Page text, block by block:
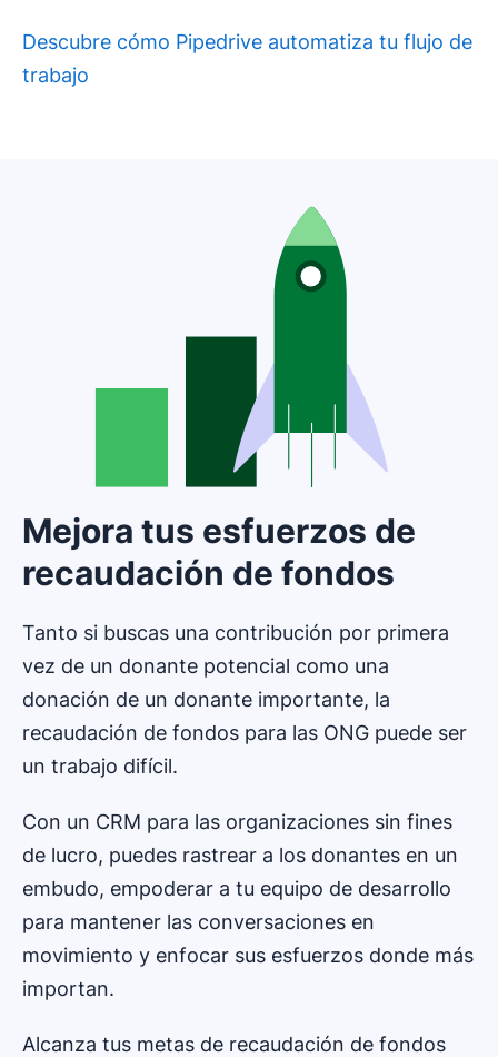
Descubre cómo Pipedrive automatiza tu flujo de
trabajo
Mejora tus esfuerzos de
recaudación de fondos
Tanto si buscas una contribución por primera
vez de un donante potencial como una
donación de un donante importante, la
recaudación de fondos para las ONG puede ser
un trabajo difícil.
Con un CRM para las organizaciones sin fines
de lucro, puedes rastrear a los donantes en un
embudo, empoderar a tu equipo de desarrollo
para mantener las conversaciones en
movimiento y enfocar sus esfuerzos donde más
importan.
Alcanza tus metas de recaudación de fondos